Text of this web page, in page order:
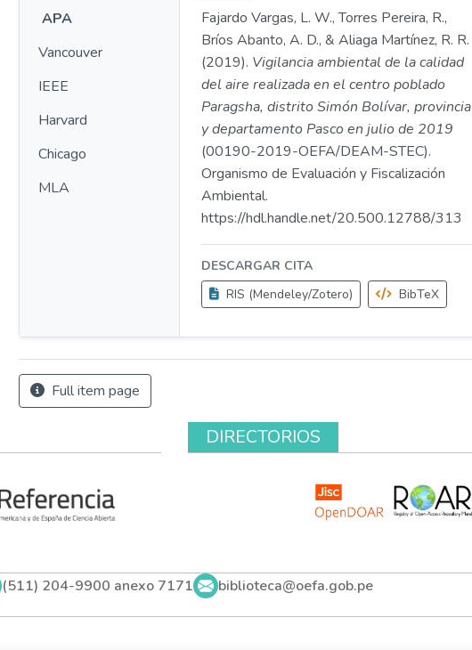
APA
Vancouver
IEEE
Harvard
Chicago
MLA
Fajardo Vargas, L. W., Torres Pereira, R.,
Bríos Abanto, A. D., & Aliaga Martínez, R. R.
(2019). Vigilancia ambiental de la calidad
del aire realizada en el centro poblado
Paragsha, distrito Simón Bolívar, provincia
y departamento Pasco en julio de 2019
(00190-2019-OEFA/DEAM-STEC).
Organismo de Evaluación y Fiscalización
Ambiental.
https://hdl.handle.net/20.500.12788/313
DESCARGAR CITA
RIS (Mendeley/Zotero)
BibTeX
Full item page
DIRECTORIOS
(511) 204-9900 anexo 7171 biblioteca@oefa.gob.pe